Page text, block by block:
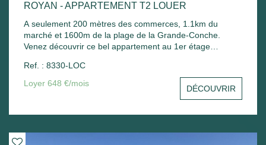
ROYAN - APPARTEMENT T2 LOUER
A seulement 200 mètres des commerces, 1.1km du
marché et 1600m de la plage de la Grande-Conche.
Venez découvrir ce bel appartement au 1er étage
cuisine, une chambre avec placard, une salle de bain
avec sèche serviette, un wc et un stationnement commun.
Chauffage électrique et ballon d'eau chaude électrique.
Ref. : 8330-LOC
Loyer 648 €/mois
DÉCOUVRIR